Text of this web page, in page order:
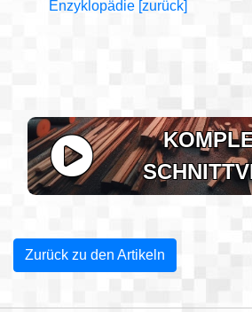
Enzyklopädie [zurück]
Zurück zu den Artikeln